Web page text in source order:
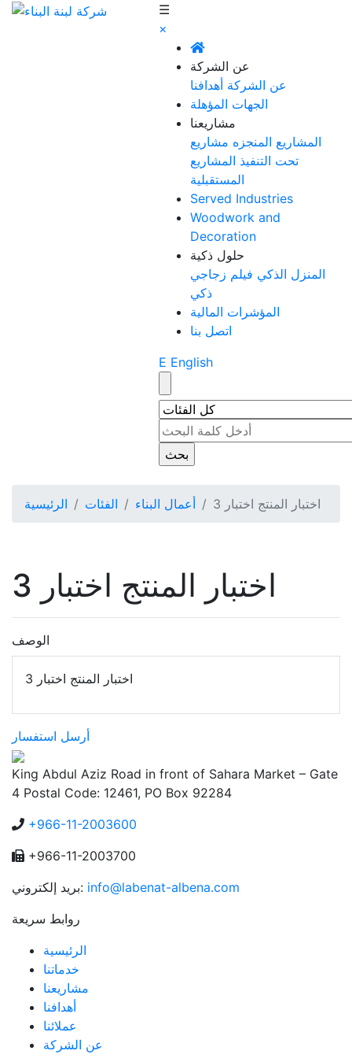
☰
×
عن الشركة
عن الشركة أهدافنا
الجهات المؤهلة
مشاريعنا
المشاريع المنجزه مشاريع
تحت التنفيذ المشاريع
المستقبلية
Served Industries
Woodwork and
Decoration
حلول ذكية
المنزل الذكي فيلم زجاجي
ذكي
المؤشرات المالية
اتصل بنا
E English
الرئيسية الفئات أعمال البناء اختبار المنتج اختبار 3
اختبار المنتج اختبار 3
الوصف
اختبار المنتج اختبار 3
أرسل استفسار
King Abdul Aziz Road in front of Sahara Market – Gate
4 Postal Code: 12461, PO Box 92284
+966-11-2003600
+966-11-2003700
بريد إلكتروني: info@labenat-albena.com
روابط سريعة
الرئيسية
خدماتنا
مشاريعنا
أهدافنا
عملائنا
عن الشركة